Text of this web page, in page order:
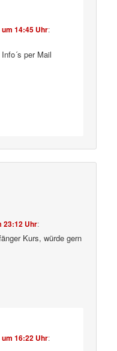
um 14:45 Uhr:
per Mail
23:12 Uhr:
Kurs, würde gern
um 16:22 Uhr: